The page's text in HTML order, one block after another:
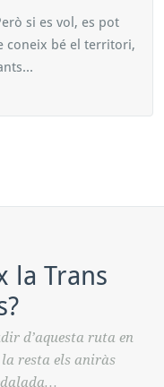
si es vol, es pot
coneix bé el territori,
la Trans
d’aquesta ruta en
la resta els aniràs